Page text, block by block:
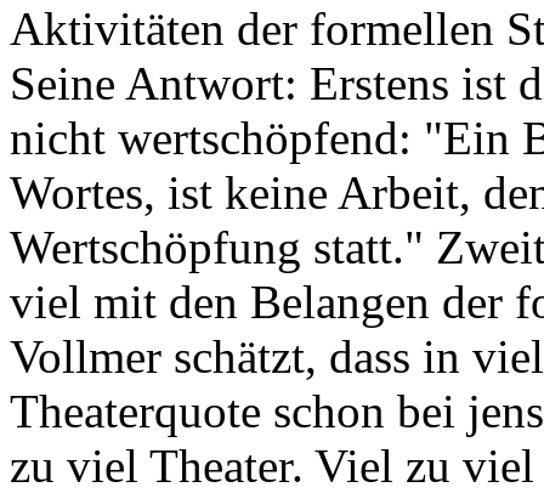
Aktivitäten der formellen
Seine Antwort: Erstens ist
nicht wertschöpfend: "Ein
Wortes, ist keine Arbeit,
Wertschöpfung statt."
viel mit den Belangen der
Vollmer schätzt, dass in
Theaterquote schon bei
zu viel Theater. Viel zu